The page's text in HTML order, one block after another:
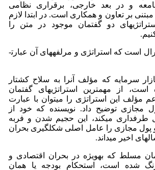
و در بعد خارجی، برقراری نظامی
بر تعاون و همکاری است. در ابتدا لازم
دو گفتمان موجود در متن را
نخست گفتمان نولیبرال است که استراتژی و م­رلفه­های آن عبارت­
سرمایه که مؤلف آن­را به سلاح کشتار
از مهم­ترین استراتژی­های گفتمان
مؤلف این استراتژی را می­توان با عبارت
مجازی توضیح داد. نویسنده که خود از
طرفداری می‏کند، این حجیم شدن و فربه
پول مجازی را عامل اصلی شکل­گیری بحران
اخیر می­داند.
مسلط که به­ویژه در بحران اقتصادی و
شده است، استحکام بودجه یا همان